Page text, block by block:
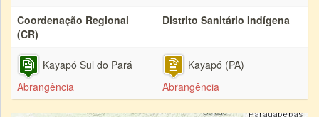
Coordenação Regional
(CR)
Distrito Sanitário Indígena
Kayapó Sul do Pará
Abrangência
Kayapó (PA)
Abrangência